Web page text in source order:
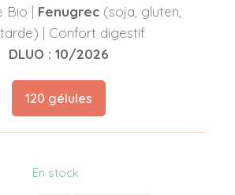
Bio | Fenugrec(soja, gluten,
| Confort digestif
DLUO : 10/2026
120 gélules
En stock